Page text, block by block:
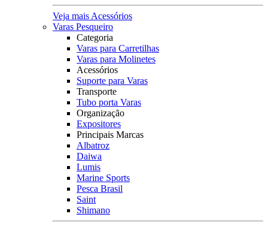
Veja mais Acessórios
Varas Pesqueiro
Categoria
Varas para Carretilhas
Varas para Molinetes
Acessórios
Suporte para Varas
Transporte
Tubo porta Varas
Organização
Expositores
Principais Marcas
Albatroz
Daiwa
Lumis
Marine Sports
Pesca Brasil
Saint
Shimano